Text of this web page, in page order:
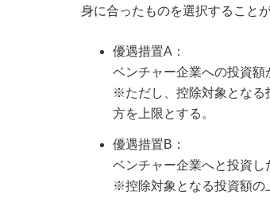
身に合ったものを選択することが
優遇措置A：
ベンチャー企業への投資
※ただし、控除対象となる
方を上限とする。
優遇措置B：
ベンチャー企業へと投資
※控除対象となる投資額の